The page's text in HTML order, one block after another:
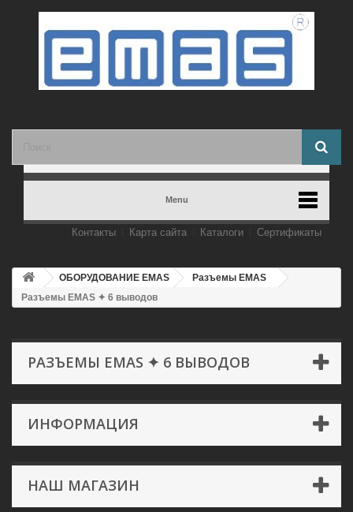
Menu
Контакты Карта сайта Каталоги Сертификаты
ОБОРУДОВАНИЕ EMAS
Разъемы EMAS
Разъемы EMAS ✦ 6 выводов
РАЗЪЕМЫ EMAS ✦ 6 ВЫВОДОВ
ИНФОРМАЦИЯ
НАШ МАГАЗИН